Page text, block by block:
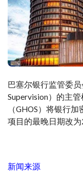
巴塞尔银行监管委
Supervision）的主
（GHOS）将银行
项目的最晚日期改为
新闻来源